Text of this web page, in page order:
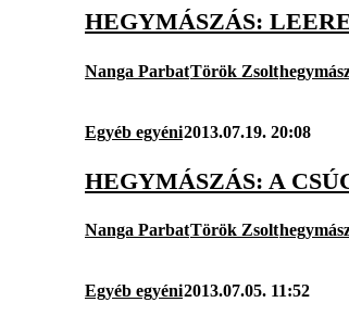
HEGYMÁSZÁS:
Nanga ParbatTörök Zsolt
Egyéb egyéni2013.07.19. 20:08
HEGYMÁSZÁS: A
Nanga ParbatTörök Zsolt
Egyéb egyéni2013.07.05. 11:52